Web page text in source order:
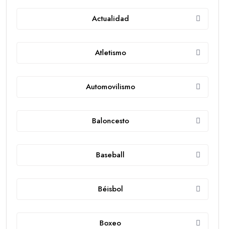
Actualidad
Atletismo
Automovilismo
Baloncesto
Baseball
Béisbol
Boxeo